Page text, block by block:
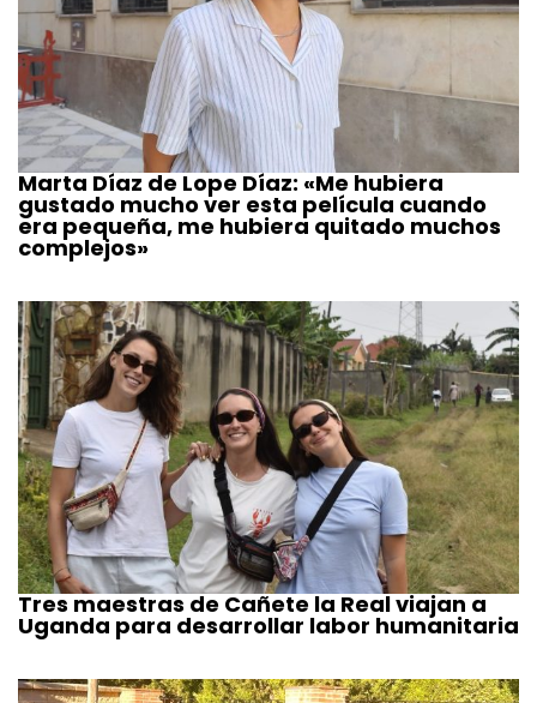
Marta Díaz de Lope Díaz: «Me hubiera
gustado mucho ver esta película cuando
era pequeña, me hubiera quitado muchos
complejos»
Tres maestras de Cañete la Real viajan a
Uganda para desarrollar labor humanitaria